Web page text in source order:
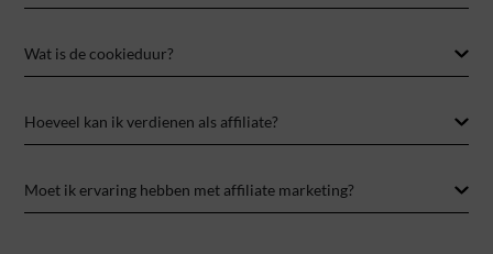
Wat is de cookieduur?
Hoeveel kan ik verdienen als affiliate?
Moet ik ervaring hebben met affiliate marketing?